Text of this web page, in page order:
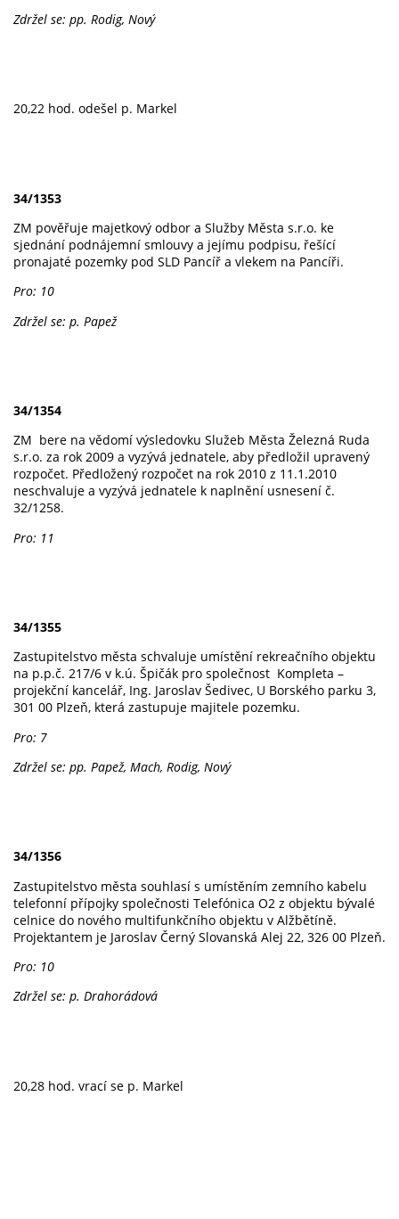
Zdržel se: pp. Rodig, Nový
20,22 hod. odešel p. Markel
34/1353
ZM pověřuje majetkový odbor a Služby Města s.r.o. ke
sjednání podnájemní smlouvy a jejímu podpisu, řešící
pronajaté pozemky pod SLD Pancíř a vlekem na Pancíři.
Pro: 10
Zdržel se: p. Papež
34/1354
ZM bere na vědomí výsledovku Služeb Města Železná Ruda
s.r.o. za rok 2009 a vyzývá jednatele, aby předložil upravený
rozpočet. Předložený rozpočet na rok 2010 z 11.1.2010
neschvaluje a vyzývá jednatele k naplnění usnesení č.
32/1258.
Pro: 11
34/1355
Zastupitelstvo města schvaluje umístění rekreačního objektu
na p.p.č. 217/6 v k.ú. Špičák pro společnost Kompleta –
projekční kancelář, Ing. Jaroslav Šedivec, U Borského parku 3,
301 00 Plzeň, která zastupuje majitele pozemku.
Pro: 7
Zdržel se: pp. Papež, Mach, Rodig, Nový
34/1356
Zastupitelstvo města souhlasí s umístěním zemního kabelu
telefonní přípojky společnosti Telefónica O2 z objektu bývalé
celnice do nového multifunkčního objektu v Alžbětíně.
Projektantem je Jaroslav Černý Slovanská Alej 22, 326 00 Plzeň.
Pro: 10
Zdržel se: p. Drahorádová
20,28 hod. vrací se p. Markel